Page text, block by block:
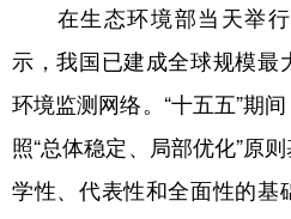
食品 人居
彩票 娱乐
在生态环境部当天举行
示，我国已建成全球规模最
环境监测网络。“十五五”期
照“总体稳定、局部优化”原
学性、代表性和全面性的基